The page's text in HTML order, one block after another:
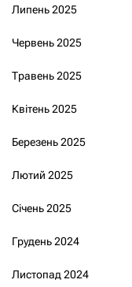
Липень 2025
Червень 2025
Травень 2025
Квітень 2025
Березень 2025
Лютий 2025
Січень 2025
Грудень 2024
Листопад 2024